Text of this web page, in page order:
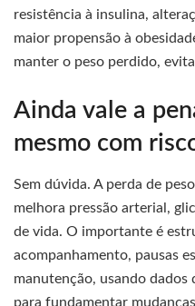
resistência à insulina,
maior propensão à
manter o peso perdido,
Ainda vale a
mesmo com
Sem dúvida. A perda de
melhora pressão arterial,
de vida. O importante é
acompanhamento, pausas
manutenção, usando
para fundamentar